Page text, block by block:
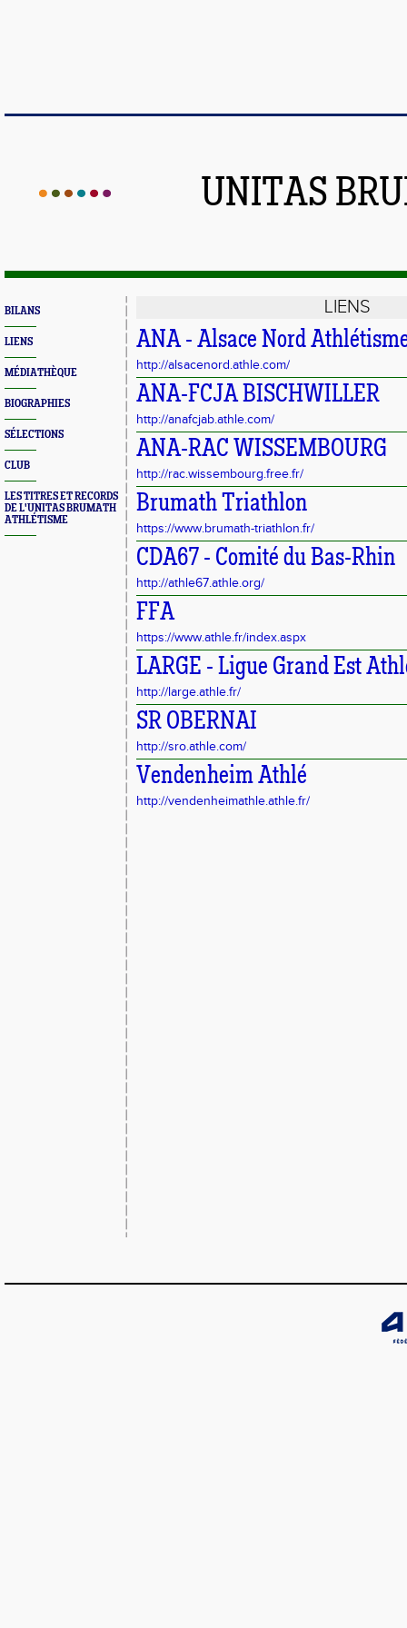
UNITAS
BILANS
LIENS
MÉDIATHÈQUE
BIOGRAPHIES
SÉLECTIONS
CLUB
LES TITRES ET RECORDS
DE L'UNITAS BRUMATH
ATHLÉTISME
LIENS
ANA - Alsace Nord
http://alsacenord.athle.com/
ANA-FCJA BISCHWILLER
http://anafcjab.athle.com/
ANA-RAC WISSEMBOURG
http://rac.wissembourg.free.fr/
Brumath Triathlon
https://www.brumath-triathlon.fr/
CDA67 - Comité du Bas-Rhin
http://athle67.athle.org/
FFA
https://www.athle.fr/index.aspx
LARGE - Ligue Grand Est
http://large.athle.fr/
SR OBERNAI
http://sro.athle.com/
Vendenheim Athlé
http://vendenheimathle.athle.fr/